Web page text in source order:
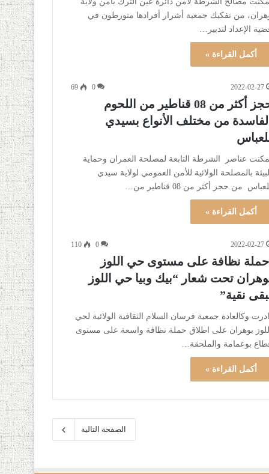
من تفكيك جمعية أشرار أفرادها متورطون في
الإعداد لتدبير…
أكمل القراءة »
2022-02-27
0
69
حجز أكثر من 08 قناطير من اللحوم
الفاسدة من مختلف الأنواع بسيدي
عناصر الشرطة التابعة لمصلحة العمران وحماية
البيئة بالمصلحة الولائية للأمن العمومي لولاية سيدي
من حجز أكثر من 08 قناطير من…
أكمل القراءة »
2022-02-27
0
110
حملة نظافة على مستوى حي اللوز
تحت شعار “بيك وبيا حي اللوز
نقية”
وكالعادة جمعية فرسان السلام الثقافية الولائية لحي
اللوز بوهران على اطلاق حملة نظافة واسعة على مستوى
بوعمامة والملحقة…
أكمل القراءة »
الصفحة التالية